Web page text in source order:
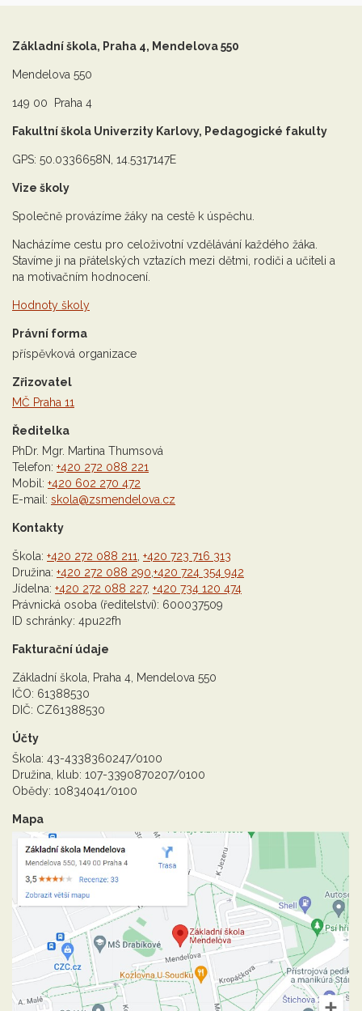
Základní škola, Praha 4, Mendelova 550
Mendelova 550
149 00 Praha 4
Fakultní škola Univerzity Karlovy, Pedagogické fakulty
GPS: 50.0336658N, 14.5317147E
Vize školy
Společně provázíme žáky na cestě k úspěchu.
Nacházíme cestu pro celoživotní vzdělávání každého žáka.
Stavíme ji na přátelských vztazích mezi dětmi, rodiči a učiteli a
na motivačním hodnocení.
Hodnoty školy
Právní forma
příspěvková organizace
Zřizovatel
MČ Praha 11
Ředitelka
PhDr. Mgr. Martina Thumsová
Telefon: +420 272 088 221
Mobil: +420 602 270 472
E-mail: skola@zsmendelova.cz
Kontakty
Škola: +420 272 088 211 +420 723 716 313
Družina: +420 272 088 290 +420 724 354 942
Jídelna: +420 272 088 227, +420 734 120 474
Právnická osoba (ředitelství): 600037509
ID schránky: 4pu22fh
Fakturační údaje
Základní škola, Praha 4, Mendelova 550
IČO: 61388530
DIČ: CZ61388530
Účty
Škola: 43-4338360247/0100
Družina, klub: 107-3390870207/0100
Obědy: 10834041/0100
Mapa